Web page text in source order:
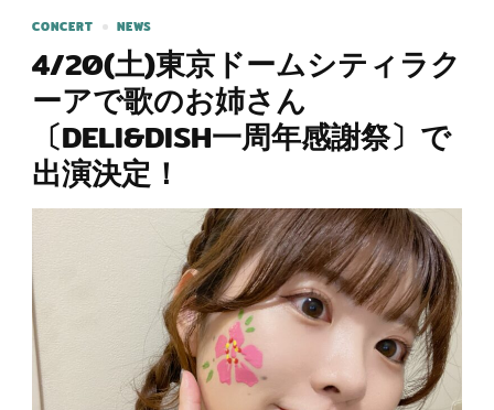
CONCERT NEWS
4/20(土)東京ドームシティラク
ーアで歌のお姉さん
〔DELI&DISH一周年感謝祭〕で
出演決定！